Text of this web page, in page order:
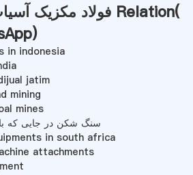
فولاد مکزیک آسیاب نورد ایزوهوت Relation(
)
in indonesia
jatim
mining
mines
سنگ شکن در جایی که
in south africa
attachments